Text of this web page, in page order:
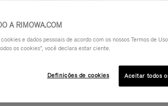
A RIMOWA.COM
e dados pessoais de acordo com os nossos Termos de
os cookies", você declara estar ciente.
Definições de cookies Aceitar todos